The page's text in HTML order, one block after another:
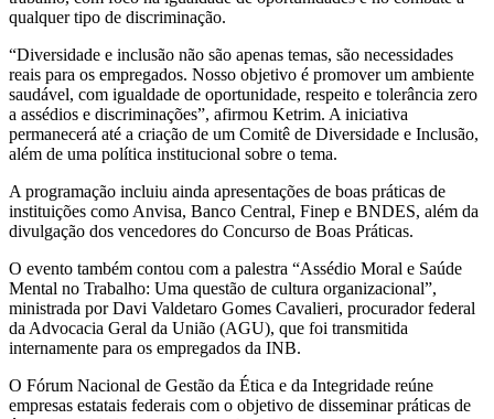
qualquer tipo de discriminação.
“Diversidade e inclusão não são apenas temas, são necessidades
reais para os empregados. Nosso objetivo é promover um ambiente
saudável, com igualdade de oportunidade, respeito e tolerância zero
a assédios e discriminações”, afirmou Ketrim. A iniciativa
permanecerá até a criação de um Comitê de Diversidade e Inclusão,
além de uma política institucional sobre o tema.
A programação incluiu ainda apresentações de boas práticas de
instituições como Anvisa, Banco Central, Finep e BNDES, além da
divulgação dos vencedores do Concurso de Boas Práticas.
O evento também contou com a palestra “Assédio Moral e Saúde
Mental no Trabalho: Uma questão de cultura organizacional”,
ministrada por Davi Valdetaro Gomes Cavalieri, procurador federal
da Advocacia Geral da União (AGU), que foi transmitida
internamente para os empregados da INB.
O Fórum Nacional de Gestão da Ética e da Integridade reúne
empresas estatais federais com o objetivo de disseminar práticas de